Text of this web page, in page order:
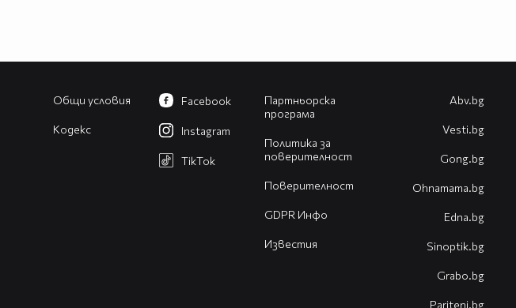
Общи условия
Кодекс
Партньорска
програма
Политика за
поверителност
Поверителност
GDPR Инфо
Известия
Facebook
Instagram
TikTok
Abv.bg
Vesti.bg
Gong.bg
Оhnamama.bg
Edna.bg
Sinoptik.bg
Grabo.bg
Pariteni.bg